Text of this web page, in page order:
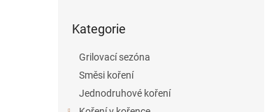
kategorie
Kategorie
Grilovací sezóna
Směsi koření
Jednodruhové koření